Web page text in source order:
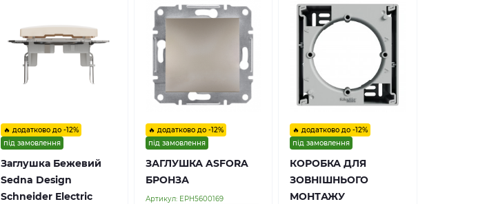
🔥 додатково до -12%
під замовлення
Заглушка Бежевий
Sedna Design
Schneider Electric
🔥 додатково до -12%
під замовлення
ЗАГЛУШКА ASFORA
БРОНЗА
Артикул: EPH5600169
🔥 додатково до -12%
під замовлення
КОРОБКА ДЛЯ
ЗОВНІШНЬОГО
МОНТАЖУ